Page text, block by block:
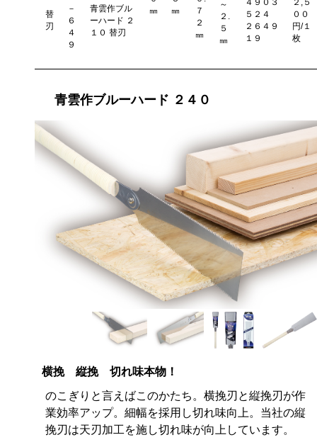
㎜
㎜
７
２
㎜
～
２.
５
㎜
替
刃
－
６
４
９
青雲作ブル
ーハード ２
１０ 替刃
４９０３
５２４
２６４９
１９
２,５
００
円/１
枚
青雲作ブルーハード ２４０
横挽 縦挽 切れ味本物！
のこぎりと言えばこのかたち。横挽刃と縦挽刃が作
業効率アップ。細幅を採用し切れ味向上。当社の縦
挽刃は天刃加工を施し切れ味が向上しています。